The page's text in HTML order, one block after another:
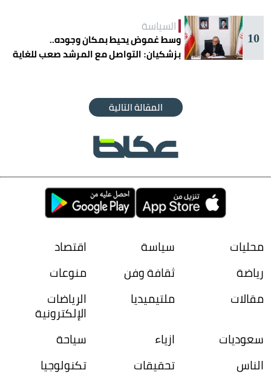
10
السياسة
وسط غموض يحيط بمكان وجوده..
بزشكيان: التواصل مع المرشد صعب للغاية
المقالة التالية
محليات سياسة
اقتصاد
رياضة
ثقافة وفن
منوعات
مقالات
ملتيميديا الرياضات
الإلكترونية
سعوديات
ازياء
سياحة
الناس
تحقيقات تكنولوجيا